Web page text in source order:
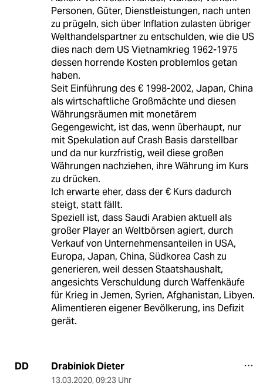
Personen, Güter, Dienstleistungen, nach unten
zu prügeln, sich über Inflation zulasten übriger
Welthandelspartner zu entschulden, wie die US
dies nach dem US Vietnamkrieg 1962-1975
dessen horrende Kosten problemlos getan
haben.
Seit Einführung des € 1998-2002, Japan, China
als wirtschaftliche Großmächte und diesen
Währungsräumen mit monetärem
Gegengewicht, ist das, wenn überhaupt, nur
mit Spekulation auf Crash Basis darstellbar
und da nur kurzfristig, weil diese großen
Währungen nachziehen, ihre Währung im Kurs
zu drücken.
Ich erwarte eher, dass der € Kurs dadurch
steigt, statt fällt.
Speziell ist, dass Saudi Arabien aktuell als
großer Player an Weltbörsen agiert, durch
Verkauf von Unternehmensanteilen in USA,
Europa, Japan, China, Südkorea Cash zu
generieren, weil dessen Staatshaushalt,
angesichts Verschuldung durch Waffenkäufe
für Krieg in Jemen, Syrien, Afghanistan, Libyen.
Alimentieren eigener Bevölkerung, ins Defizit
gerät.
DD Drabiniok Dieter
13.03.2020, 09:23 Uhr